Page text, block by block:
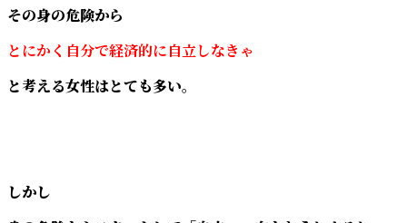
その身の危険から
とにかく自分で経済的に自立しなきゃ
と考える女性はとても多い。
しかし